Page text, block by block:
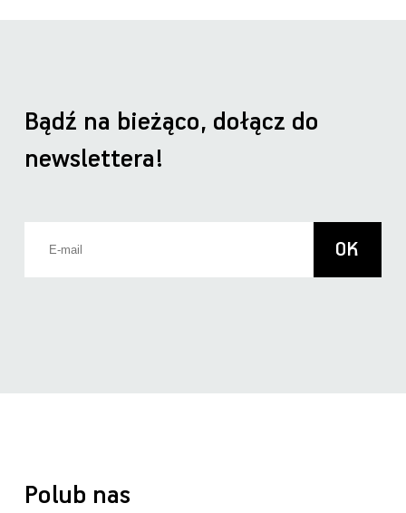
Polub nas
Bądź na bieżąco, dołącz do
newslettera!